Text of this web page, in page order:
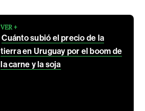
VER +
Cuánto subió el precio de la
tierra en Uruguay por el boom de
la carne y la soja